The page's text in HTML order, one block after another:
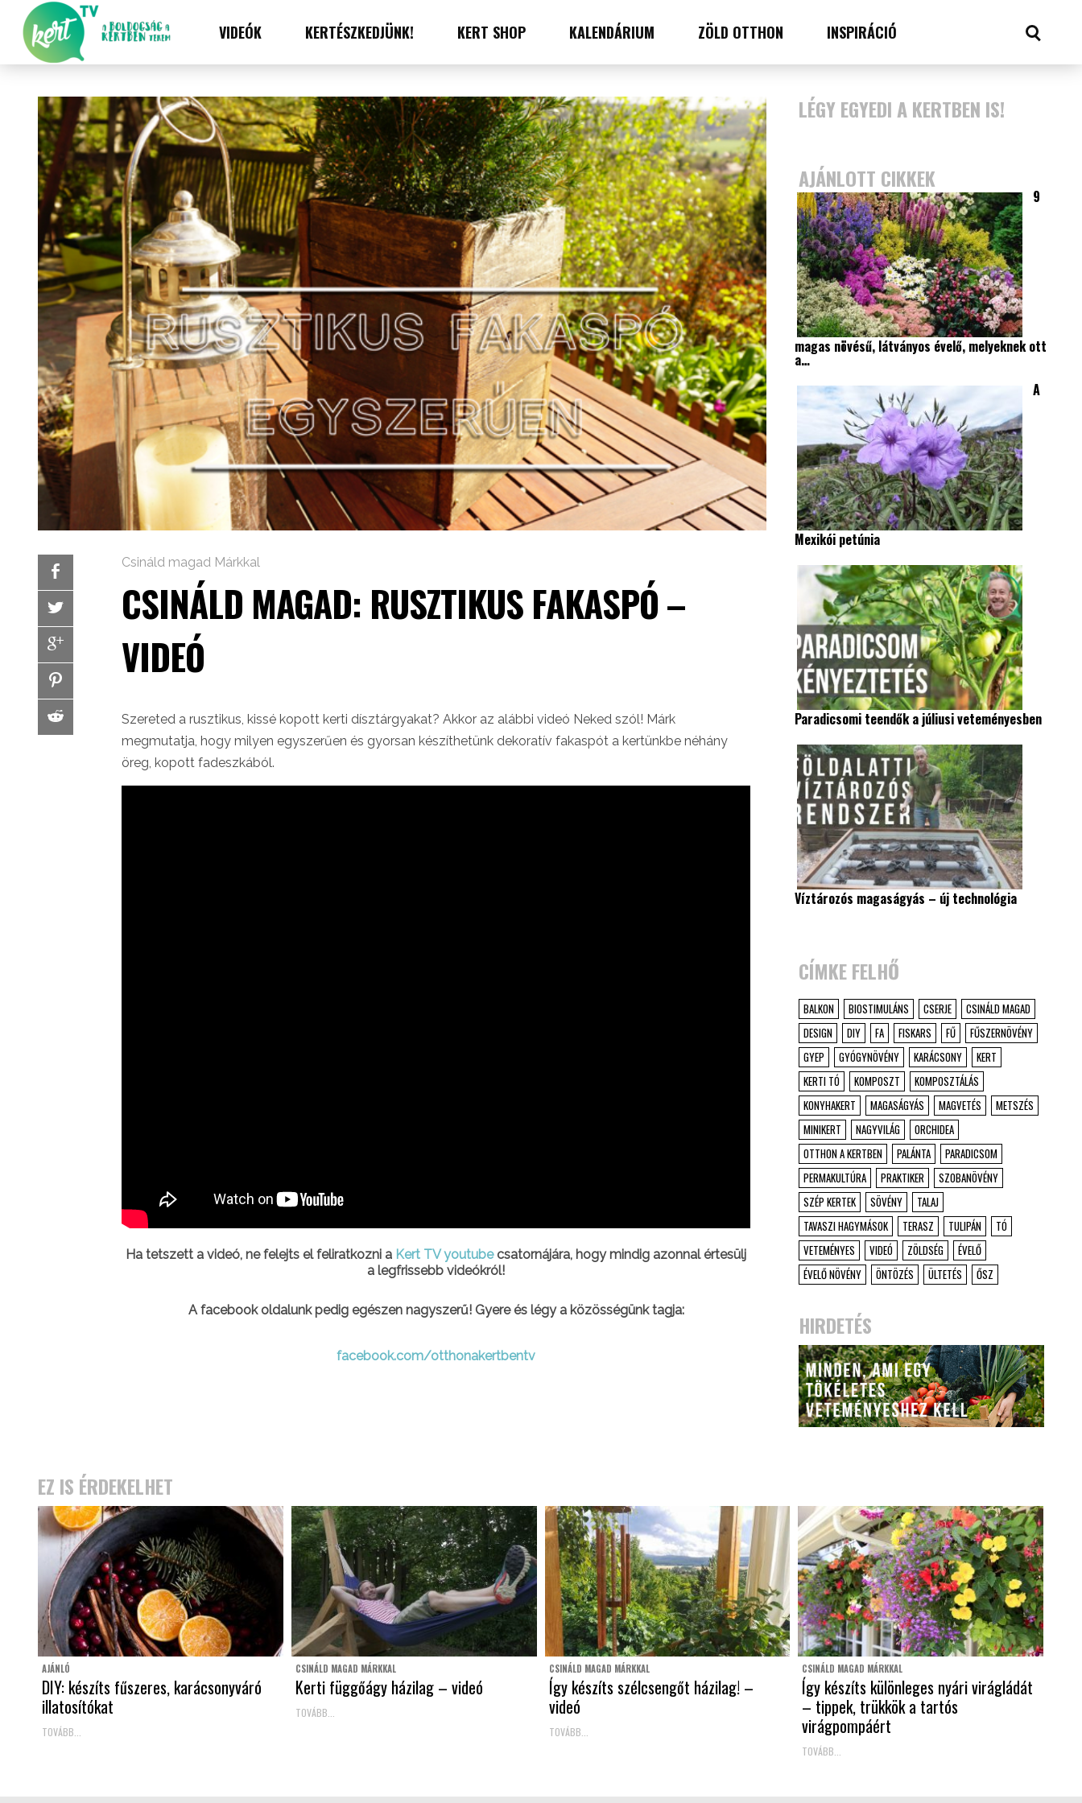
VIDEÓK KERTÉSZKEDJÜNK! KERT SHOP KALENDÁRIUM ZÖLD OTTHON INSPIRÁCIÓ
Csináld magad Márkkal
CSINÁLD MAGAD: RUSZTIKUS FAKASPÓ –
VIDEÓ
Szereted a rusztikus, kissé kopott kerti dísztárgyakat? Akkor az alábbi videó Neked szól! Márk
megmutatja, hogy milyen egyszerűen és gyorsan készíthetünk dekoratív fakaspót a kertünkbe néhány
öreg, kopott fadeszkából.
Ha tetszett a videó, ne felejts el feliratkozni a Kert TV youtubecsatornájára, hogy mindig azonnal értesülj
a legfrissebb videókról!
A facebook oldalunk pedig egészen nagyszerű! Gyere és légy a közösségünk tagja:
facebook.com/otthonakertbentv
LÉGY EGYEDI A KERTBEN IS!
AJÁNLOTT CIKKEK
9
magas növésű, látványos évelő, melyeknek ott
a…
A
Mexikói petúnia
Paradicsomi teendők a júliusi veteményesben
Víztározós magaságyás – új technológia
CÍMKE FELHŐ
BALKON BIOSTIMULÁNS CSERJE
CSINÁLD MAGAD
DESIGN
DIY FA FISKARS FŰ
FŰSZERNÖVÉNY
GYEP
GYÓGYNÖVÉNY KARÁCSONY
KERT
KERTI TÓ
KOMPOSZT
KOMPOSZTÁLÁS
KONYHAKERT
MAGASÁGYÁS MAGVETÉS
METSZÉS
MINIKERT
NAGYVILÁG
ORCHIDEA
OTTHON A KERTBEN
PALÁNTA
PARADICSOM
PERMAKULTÚRA
PRAKTIKER
SZOBANÖVÉNY
SZÉP KERTEK
SÖVÉNY
TALAJ
TAVASZI HAGYMÁSOK
TERASZ TULIPÁN
TÓ
VETEMÉNYES
VIDEÓ ZÖLDSÉG
ÉVELŐ
ÉVELŐ NÖVÉNY
ÖNTÖZÉS ÜLTETÉS ŐSZ
HIRDETÉS
EZ IS ÉRDEKELHET
AJÁNLÓ
DIY: készíts fűszeres, karácsonyváró
illatosítókat
TOVÁBB...
CSINÁLD MAGAD MÁRKKAL
Kerti függőágy házilag – videó
TOVÁBB...
CSINÁLD MAGAD MÁRKKAL
Így készíts szélcsengőt házilag! –
videó
TOVÁBB...
CSINÁLD MAGAD MÁRKKAL
Így készíts különleges nyári virágládát
– tippek, trükkök a tartós
virágpompáért
TOVÁBB...